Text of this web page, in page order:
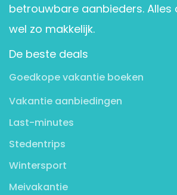
betrouwbare aanbieders. Alles
wel zo makkelijk.
De beste deals
Goedkope vakantie boeken
Vakantie aanbiedingen
Last-minutes
Stedentrips
Wintersport
Meivakantie